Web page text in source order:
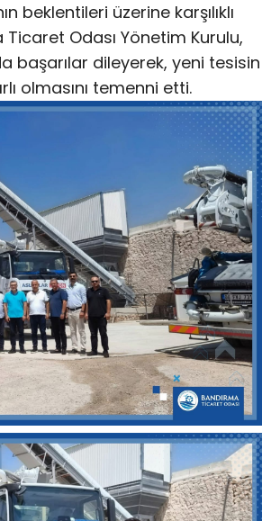
beklentileri üzerine karşılıklı
Odası Yönetim Kurulu,
başarılar dileyerek, yeni tesisin
olmasını temenni etti.